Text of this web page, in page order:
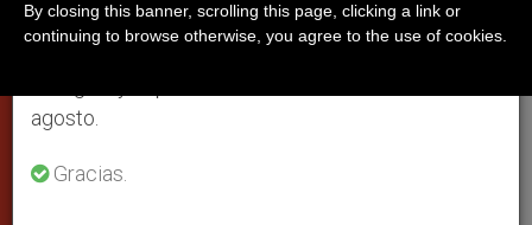
agosto.
Gracias.
By closing this banner, scrolling this page, clicking a link or
continuing to browse otherwise, you agree to the use of cookies.